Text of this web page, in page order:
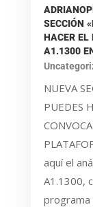
SECCIÓN
HACER EL
A1.1300
NUEVA
PUEDES
aquí el
A1.1300,
programa